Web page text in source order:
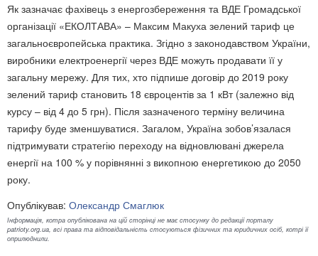
Як зазначає фахівець з енергозбереження та ВДЕ Громадської
організації «ЕКОЛТАВА» – Максим Макуха зелений тариф це
загальноєвропейська практика. Згідно з законодавством України,
виробники електроенергії через ВДЕ можуть продавати її у
загальну мережу. Для тих, хто підпише договір до 2019 року
зелений тариф становить 18 євроцентів за 1 кВт (залежно від
курсу – від 4 до 5 грн). Після зазначеного терміну величина
тарифу буде зменшуватися. Загалом, Україна зобов’язалася
підтримувати стратегію переходу на відновлювані джерела
енергії на 100 % у порівнянні з викопною енергетикою до 2050
року.
Опублікував: Олександр Смаглюк
Інформація, котра опублікована на цій сторінці не має стосунку до редакції порталу
patrioty.org.ua, всі права та відповідальність стосуються фізичних та юридичних осіб, котрі її
оприлюднили.